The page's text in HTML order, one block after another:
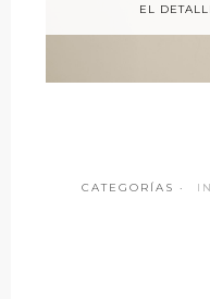
EL
CATEGORÍAS ·